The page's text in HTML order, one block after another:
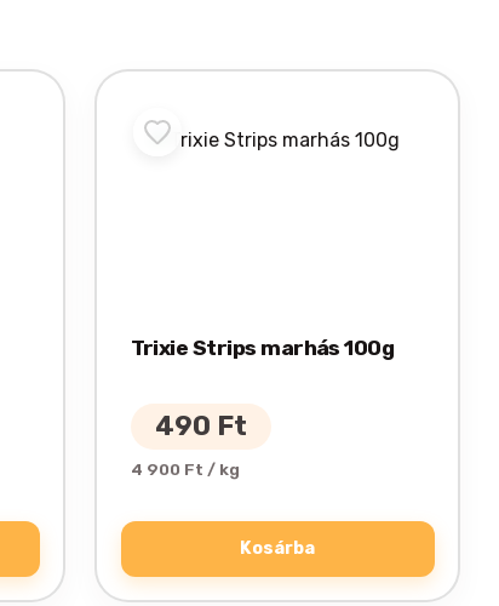
Trixie Strips marhás 100g
490 Ft
4 900 Ft / kg
Kosárba